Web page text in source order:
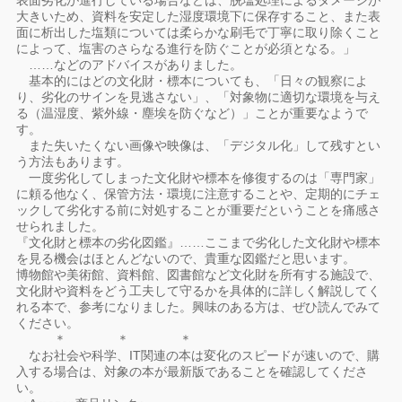
大きいため、資料を安定した湿度環境下に保存すること、また表
面に析出した塩類については柔らかな刷毛で丁寧に取り除くこと
によって、塩害のさらなる進行を防ぐことが必須となる。」
……などのアドバイスがありました。
基本的にはどの文化財・標本についても、「日々の観察によ
り、劣化のサインを見逃さない」、「対象物に適切な環境を与え
る（温湿度、紫外線・塵埃を防ぐなど）」ことが重要なようで
す。
また失いたくない画像や映像は、「デジタル化」して残すとい
う方法もあります。
一度劣化してしまった文化財や標本を修復するのは「専門家」
に頼る他なく、保管方法・環境に注意することや、定期的にチェ
ックして劣化する前に対処することが重要だということを痛感さ
せられました。
『文化財と標本の劣化図鑑』……ここまで劣化した文化財や標本
を見る機会はほとんどないので、貴重な図鑑だと思います。
博物館や美術館、資料館、図書館など文化財を所有する施設で、
文化財や資料をどう工夫して守るかを具体的に詳しく解説してく
れる本で、参考になりました。興味のある方は、ぜひ読んでみて
ください。
＊ ＊ ＊
なお社会や科学、IT関連の本は変化のスピードが速いので、購
入する場合は、対象の本が最新版であることを確認してくださ
い。